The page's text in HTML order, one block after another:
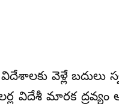
వెళ్లే బదులు
విదేశీ మారక ద్రవ్యం